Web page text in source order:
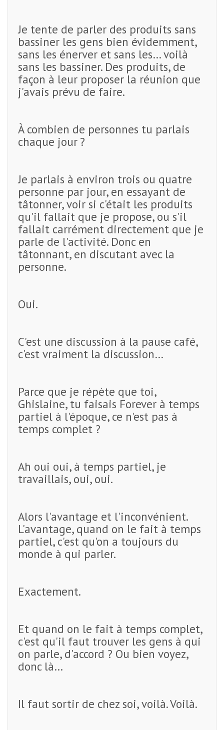
Je tente de parler des produits sans
bassiner les gens bien évidemment,
sans les énerver et sans les… voilà
sans les bassiner. Des produits, de
façon à leur proposer la réunion que
j'avais prévu de faire.
À combien de personnes tu parlais
chaque jour ?
Je parlais à environ trois ou quatre
personne par jour, en essayant de
tâtonner, voir si c'était les produits
qu'il fallait que je propose, ou s'il
fallait carrément directement que je
parle de l'activité. Donc en
tâtonnant, en discutant avec la
personne.
Oui.
C'est une discussion à la pause café,
c'est vraiment la discussion…
Parce que je répète que toi,
Ghislaine, tu faisais Forever à temps
partiel à l'époque, ce n'est pas à
temps complet ?
Ah oui oui, à temps partiel, je
travaillais, oui, oui.
Alors l'avantage et l'inconvénient.
L'avantage, quand on le fait à temps
partiel, c'est qu'on a toujours du
monde à qui parler.
Exactement.
Et quand on le fait à temps complet,
c'est qu'il faut trouver les gens à qui
on parle, d'accord ? Ou bien voyez,
donc là…
Il faut sortir de chez soi, voilà. Voilà.